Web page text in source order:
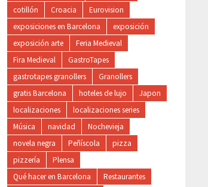
cotillón
Croacia
Eurovision
exposiciones en Barcelona
exposición
exposición arte
Feria Medieval
Fira Medieval
GastroTapes
gastrotapes granollers
Granollers
gratis Barcelona
hoteles de lujo
Japon
localizaciones
localizaciones series
Música
navidad
Nochevieja
novela negra
Peñíscola
pizza
pizzería
Plensa
Qué hacer en Barcelona
Restaurantes